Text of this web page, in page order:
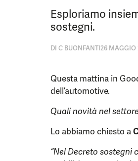
Esploriamo
sostegni.
DI C BUONFANTI26 MAGGIO
Questa mattina in
dell’automotive.
Quali novità nel
Lo abbiamo chiesto a
“Nel Decreto sostegni